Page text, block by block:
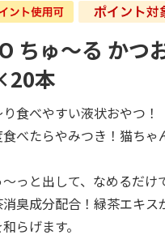
ちゅ～る かつ
本
り食べやすい液状おやつ！
食べたらやみつき！猫ち
～っと出して、なめるだけ
消臭成分配合！緑茶エキ
らげます。